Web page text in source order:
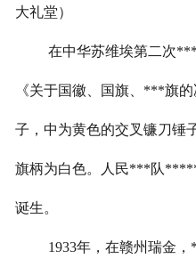
大礼堂）
在中华苏维埃第二次
《关于国徽、国旗、***旗
子，中为黄色的交叉镰刀锤
旗柄为白色。人民***队
诞生。
1933年，在赣州瑞金，